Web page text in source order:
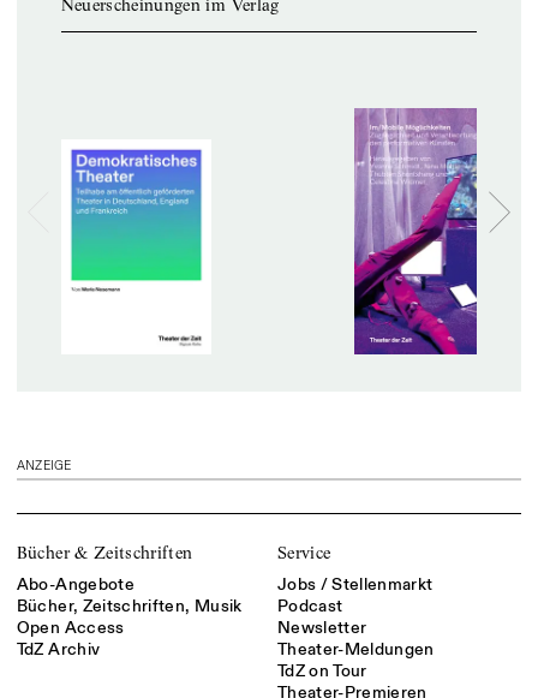
Neuerscheinungen im Verlag
ANZEIGE
Bücher & Zeitschriften
Abo-Angebote
Bücher, Zeitschriften, Musik
Open Access
TdZ Archiv
Service
Jobs / Stellenmarkt
Podcast
Newsletter
Theater-Meldungen
TdZ on Tour
Theater-Premieren